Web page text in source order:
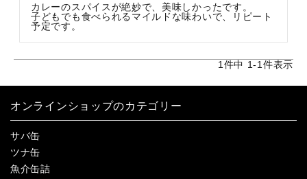
カレーのスパイスが絶妙で、美味しかったです。
子どもでも食べられるマイルドな味わいで、リピート
予定です。
1 件中 1-1 件表示
オンラインショップのカテゴリー
サバ缶
ツナ缶
魚介缶詰